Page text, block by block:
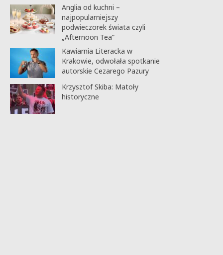
Anglia od kuchni –
najpopularniejszy
podwieczorek świata czyli
„Afternoon Tea”
Kawiarnia Literacka w
Krakowie, odwołała spotkanie
autorskie Cezarego Pazury
Krzysztof Skiba: Matoły
historyczne